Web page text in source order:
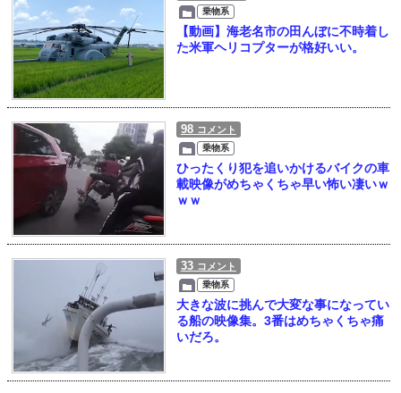
乗物系
【動画】海老名市の田んぼに不時着し
た米軍ヘリコプターが格好いい。
98 コメント
乗物系
ひったくり犯を追いかけるバイクの車
載映像がめちゃくちゃ早い怖い凄いｗ
ｗｗ
33 コメント
乗物系
大きな波に挑んで大変な事になってい
る船の映像集。3番はめちゃくちゃ痛
いだろ。